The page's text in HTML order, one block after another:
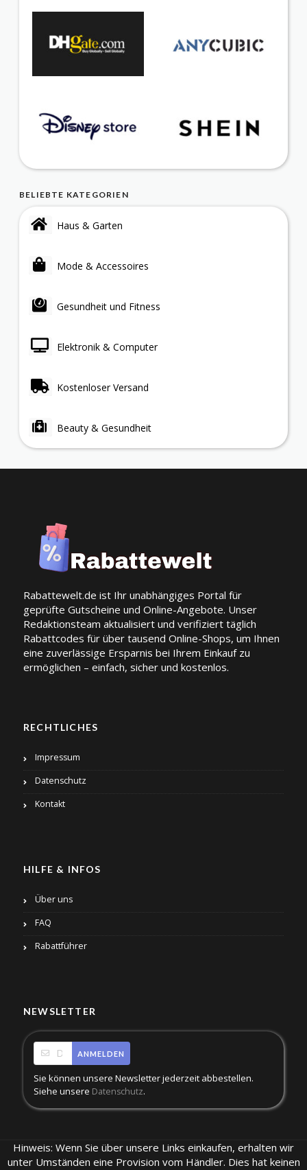
BELIEBTE KATEGORIEN
Haus & Garten
Mode & Accessoires
Gesundheit und Fitness
Elektronik & Computer
Kostenloser Versand
Beauty & Gesundheit
Rabattewelt.de ist Ihr unabhängiges Portal für
geprüfte Gutscheine und Online-Angebote. Unser
Redaktionsteam aktualisiert und verifiziert täglich
Rabattcodes für über tausend Online-Shops, um Ihnen
eine zuverlässige Ersparnis bei Ihrem Einkauf zu
ermöglichen – einfach, sicher und kostenlos.
RECHTLICHES
Impressum
Datenschutz
Kontakt
HILFE & INFOS
Über uns
FAQ
Rabattführer
NEWSLETTER
ANMELDEN
Sie können unsere Newsletter jederzeit abbestellen.
Siehe unsere Datenschutz.
Hinweis: Wenn Sie über unsere Links einkaufen, erhalten wir
unter Umständen eine Provision vom Händler. Dies hat keinen